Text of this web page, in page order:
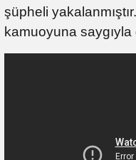
şüpheli yakalanmıştır.
kamuoyuna saygıyla